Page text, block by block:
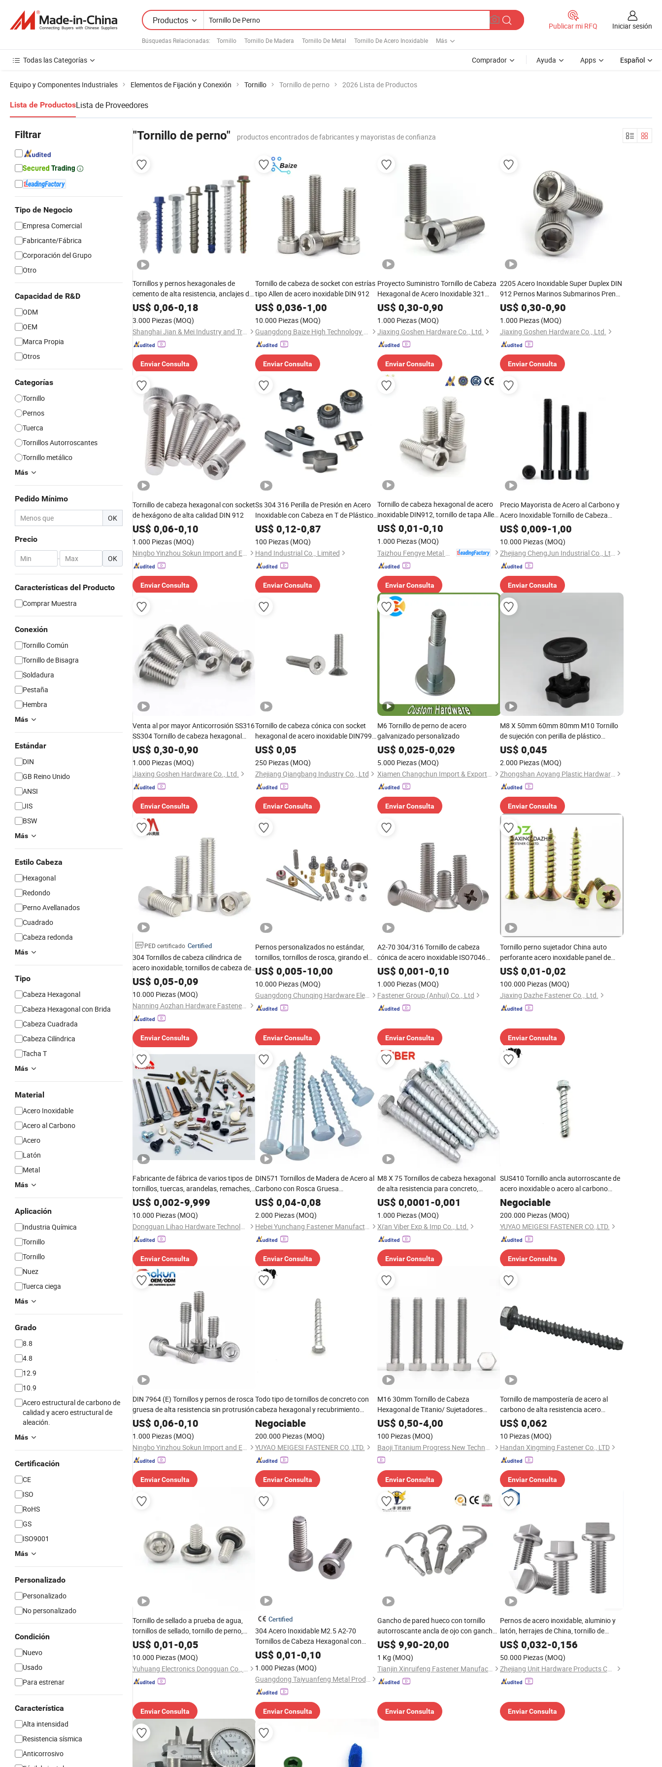
Productos
Búsquedas Relacionadas: Tornillo Tornillo De Madera Tornillo De Metal Tornillo De Acero Inoxidable Más
Publicar mi RFQ Iniciar sesión
Todas las Categorías Comprador Ayuda Apps Español
Equipo y Componentes Industriales Elementos de Fijación y Conexión Tornillo Tornillo de perno 2026 Lista de Productos
Lista de ProductosLista de Proveedores
Filtrar
Tipo de Negocio
Empresa Comercial
Fabricante/Fábrica
Corporación del Grupo
Otro
Capacidad de R&D
ODM
OEM
Marca Propia
Otros
Categorías
Tornillo
Pernos
Tuerca
Tornillos Autorroscantes
Tornillo metálico
Más
Pedido Mínimo
OK
Precio
- OK
Características del Producto
Comprar Muestra
Conexión
Tornillo Común
Tornillo de Bisagra
Soldadura
Pestaña
Hembra
Más
Estándar
DIN
GB Reino Unido
ANSI
JIS
BSW
Más
Estilo Cabeza
Hexagonal
Redondo
Perno Avellanados
Cuadrado
Cabeza redonda
Más
Tipo
Cabeza Hexagonal
Cabeza Hexagonal con Brida
Cabeza Cuadrada
Cabeza Cilíndrica
Tacha T
Más
Material
Acero Inoxidable
Acero al Carbono
Acero
Latón
Metal
Más
Aplicación
Industria Química
Tornillo
Tornillo
Nuez
Tuerca ciega
Más
Grado
8.8
4.8
12.9
10.9
Acero estructural de carbono de
calidad y acero estructural de
aleación.
Más
Certificación
CE
ISO
RoHS
GS
ISO9001
Más
Personalizado
Personalizado
No personalizado
Condición
Nuevo
Usado
Para estrenar
Característica
Alta intensidad
Resistencia sísmica
Anticorrosivo
"Tornillo de perno" productos encontrados de fabricantes y mayoristas de confianza
Tornillos y pernos hexagonales de
cemento de alta resistencia, anclajes de
fondo autoperforantes para concreto,
fijaciones de tornillos autoperforantes
para concreto
US$ 0,06-0,18
3.000 Piezas (MOQ)
Shanghai Jian & Mei Industry and Trade Co., Ltd.
Enviar Consulta
Tornillo de cabeza de socket con estrías
tipo Allen de acero inoxidable DIN 912
US$ 0,036-1,00
10.000 Piezas (MOQ)
Guangdong Baize High Technology Co., Ltd.
Enviar Consulta
Proyecto Suministro Tornillo de Cabeza
Hexagonal de Acero Inoxidable 321
Tornillo Allen DIN 912 Tornillo de Cabeza
Hexagonal Tornillo de Cabeza
Hexagonal para Plataforma de Petróleo
y Gas M8 a M30
US$ 0,30-0,90
1.000 Piezas (MOQ)
Jiaxing Goshen Hardware Co., Ltd.
Enviar Consulta
2205 Acero Inoxidable Super Duplex DIN
912 Pernos Marinos Submarinos Pren
40+ Resistente a Profundidades
Marinas M24 Tornillo de Cabeza
Hexagonal con Casquillo Allen
US$ 0,30-0,90
1.000 Piezas (MOQ)
Jiaxing Goshen Hardware Co., Ltd.
Enviar Consulta
Tornillo de cabeza hexagonal con socket
de hexágono de alta calidad DIN 912
US$ 0,06-0,10
1.000 Piezas (MOQ)
Ningbo Yinzhou Sokun Import and Export Co., Ltd.
Enviar Consulta
Ss 304 316 Perilla de Presión en Acero
Inoxidable con Cabeza en T de Plástico
M6 M8 M10 Tornillo de Pulgar
US$ 0,12-0,87
100 Piezas (MOQ)
Hand Industrial Co., Limited
Enviar Consulta
Tornillo de cabeza hexagonal de acero
inoxidable DIN912, tornillo de tapa Allen
de alta resistencia para ensamblaje de
equipos
US$ 0,01-0,10
1.000 Piezas (MOQ)
Enviar Consulta
Precio Mayorista de Acero al Carbono y
Acero Inoxidable Tornillo de Cabeza
Hexagonal con Socket
US$ 0,009-1,00
10.000 Piezas (MOQ)
Zhejiang ChengJun Industrial Co., Ltd.
Enviar Consulta
Venta al por mayor Anticorrosión SS316
SS304 Tornillo de cabeza hexagonal
ISO7380 Tornillo de botón de socket
Tornillo de máquina Tornillo de tapa de
socket
US$ 0,30-0,90
1.000 Piezas (MOQ)
Jiaxing Goshen Hardware Co., Ltd.
Enviar Consulta
Tornillo de cabeza cónica con socket
hexagonal de acero inoxidable DIN7991
pernos y fijaciones M3-M16
US$ 0,05
250 Piezas (MOQ)
Zhejiang Qiangbang Industry Co., Ltd
Enviar Consulta
M6 Tornillo de perno de acero
galvanizado personalizado
US$ 0,025-0,029
5.000 Piezas (MOQ)
Xiamen Changchun Import & Export Co., Ltd.
Enviar Consulta
M8 X 50mm 60mm 80mm M10 Tornillo
de sujeción con perilla de plástico
bakelita, tornillo de apriete manual con
pieza de presión y pie de copa
US$ 0,045
2.000 Piezas (MOQ)
Zhongshan Aoyang Plastic Hardware Co., Ltd.
Enviar Consulta
PED certificado Certified
304 Tornillos de cabeza cilíndrica de
acero inoxidable, tornillos de cabeza de
copa
US$ 0,05-0,09
10.000 Piezas (MOQ)
Nanning Aozhan Hardware Fastener Co., Ltd.
Enviar Consulta
Pernos personalizados no estándar,
tornillos, tornillos de rosca, girando el
tornillo, la combinación de tornillos,
tuercas, accesorios, material plano,
anillo, remache, varios tipos de
sujetadores
US$ 0,005-10,00
10.000 Piezas (MOQ)
Guangdong Chunqing Hardware Electronics Co., Ltd.
Enviar Consulta
A2-70 304/316 Tornillo de cabeza
cónica de acero inoxidable ISO7046
Tornillos de máquina de cabeza plana
con ranura Philips DIN965 Accesorios
para motocicletas
US$ 0,001-0,10
1.000 Piezas (MOQ)
Fastener Group (Anhui) Co., Ltd
Enviar Consulta
Tornillo perno sujetador China auto
perforante acero inoxidable panel de
yeso bola titanio sujetadores tornillos y
tuerca clavos para techos remache
tornillo de madera
US$ 0,01-0,02
100.000 Piezas (MOQ)
Jiaxing Dazhe Fastener Co., Ltd.
Enviar Consulta
Fabricante de fábrica de varios tipos de
tornillos, tuercas, arandelas, remaches,
resortes y tornillos personalizados
US$ 0,002-9,999
10.000 Piezas (MOQ)
Dongguan Lihao Hardware Technology Co., LTD
Enviar Consulta
DIN571 Tornillos de Madera de Acero al
Carbono con Rosca Gruesa
Galvanizados Grade4.8-12.9 Tornillos
Autoperforantes M4-M16 Pernos de
Cabeza Hexagonal
US$ 0,04-0,08
2.000 Piezas (MOQ)
Hebei Yunchang Fastener Manufacturing Co., Ltd.
Enviar Consulta
M8 X 75 Tornillos de cabeza hexagonal
de alta resistencia para concreto,
tornillos de mampostería para anclaje
en ladrillo o bloque
US$ 0,0001-0,001
1.000 Piezas (MOQ)
Xi'an Viber Exp & Imp Co., Ltd.
Enviar Consulta
SUS410 Tornillo ancla autorroscante de
acero inoxidable o acero al carbono
para concreto
Negociable
200.000 Piezas (MOQ)
YUYAO MEIGESI FASTENER CO.,LTD.
Enviar Consulta
DIN 7964 (E) Tornillos y pernos de rosca
gruesa de alta resistencia sin protrusión
US$ 0,06-0,10
1.000 Piezas (MOQ)
Ningbo Yinzhou Sokun Import and Export Co., Ltd.
Enviar Consulta
Todo tipo de tornillos de concreto con
cabeza hexagonal y recubrimiento
Ruspert
Negociable
200.000 Piezas (MOQ)
YUYAO MEIGESI FASTENER CO.,LTD.
Enviar Consulta
M16 30mm Tornillo de Cabeza
Hexagonal de Titanio/ Sujetadores
Tornillo de Aleación Tornillo de Titanio
Tornillo de Precisión
US$ 0,50-4,00
100 Piezas (MOQ)
Baoji Titanium Progress New Technology Co., Ltd.
Enviar Consulta
Tornillo de mampostería de acero al
carbono de alta resistencia acero
inoxidable M6 M8 M10 M12 concreto
US$ 0,062
10 Piezas (MOQ)
Handan Xingming Fastener Co., LTD
Enviar Consulta
Tornillo de sellado a prueba de agua,
tornillos de sellado, tornillo de perno,
tornillo Torx, tornillo de cabeza plana,
tornillo de máquina, tornillo de acero
inoxidable
US$ 0,01-0,05
10.000 Piezas (MOQ)
Yuhuang Electronics Dongguan Co., Ltd.
Enviar Consulta
Certified
304 Acero Inoxidable M2.5 A2-70
Tornillos de Cabeza Hexagonal con
Rosca Completa Acabado Brillante
Pernos Allen Conductor Hexagonal Tapa
Tornillo
US$ 0,01-0,10
1.000 Piezas (MOQ)
Guangdong Taiyuanfeng Metal Products Co., Ltd.
Enviar Consulta
Gancho de pared hueco con tornillo
autorroscante ancla de ojo con gancho
y tipo de ojo abierto ancla
US$ 9,90-20,00
1 Kg (MOQ)
Tianjin Xinruifeng Fastener Manufacturing Co., Ltd
Enviar Consulta
Pernos de acero inoxidable, aluminio y
latón, herrajes de China, tornillo de
seguridad antirrobo y tornillo de
máquina
US$ 0,032-0,156
50.000 Piezas (MOQ)
Zhejiang Unit Hardware Products Co.,Ltd
Enviar Consulta